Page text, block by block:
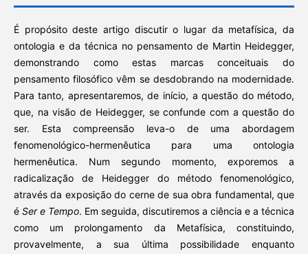
É propósito deste artigo discutir o lugar da metafísica, da
ontologia e da técnica no pensamento de Martin Heidegger,
demonstrando como estas marcas conceituais do
pensamento filosófico vêm se desdobrando na modernidade.
Para tanto, apresentaremos, de início, a questão do método,
que, na visão de Heidegger, se confunde com a questão do
ser. Esta compreensão leva-o de uma abordagem
fenomenológico-hermenêutica para uma ontologia
hermenêutica. Num segundo momento, exporemos a
radicalização de Heidegger do método fenomenológico,
através da exposição do cerne de sua obra fundamental, que
é Ser e Tempo. Em seguida, discutiremos a ciência e a técnica
como um prolongamento da Metafísica, constituindo,
provavelmente, a sua última possibilidade enquanto